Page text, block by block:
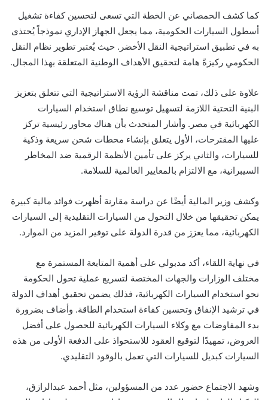
كما كشف الحمصاني عن الخطة التي تسعى لتحسين كفاءة تشغيل
أسطول السيارات الحكومية، مما يجعل الجهاز الإداري نموذجاً يُحتذى
به في تطبيق استراتيجية النقل الأخضر. حيث يُعتبر تطوير نظام النقل
الحكومي ركيزةً هامة لتحقيق الأهداف الوطنية المتعلقة بهذا المجال.
علاوة على ذلك، تمت مناقشة الرؤية الاستراتيجية التي تتعلق بتعزيز
البنية التحتية اللازمة لتسهيل توسيع نطاق استخدام السيارات
الكهربائية في مصر. وأشار المتحدث بأن هناك محاور رئيسية تركز
عليها المقترحات، الأول يتعلق بإنشاء محطات شحن سريعة وذكية
للسيارات، والثاني يركز على تأمين الأنظمة الرقمية ضد المخاطر
السيبرانية، مع الالتزام بالمعايير العالمية للسلامة.
وكشف وزير المالية أيضًا عن دراسة مقارنة أظهرت فوائد مالية كبيرة
يمكن تحقيقها من خلال التحول من السيارات التقليدية إلى السيارات
الكهربائية، مما يعزز من قدرة الدولة على توفير المزيد من الموارد.
في نهاية اللقاء، أكد مدبولي على أهمية المتابعة المستمرة مع
مختلف الوزارات والجهات المختصة لتسريع عملية تحول الحكومة
نحو استخدام السيارات الكهربائية، فذلك يضمن تحقيق أهداف الدولة
في ترشيد الإنفاق وتحسين كفاءة استخدام الطاقة. وأضاف بضرورة
بدء المفاوضات مع وكلاء السيارات الكهربائية للحصول على أفضل
العروض، تمهيدًا لتوقيع العقود للاستحواذ على الدفعة الأولى من هذه
السيارات كبديل للسيارات التي تعمل بالوقود التقليدي.
وشهد الاجتماع حضور عدد من المسؤولين، مثل أحمد عبدالرازق،